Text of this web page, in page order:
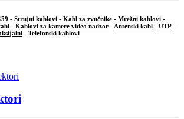
- Strujni kablovi - Kabl za zvučnike - Mrežni kablovi -
- Kablovi za kamere video nadzor - Antenski kabl - UTP-
- Telefonski kablovi